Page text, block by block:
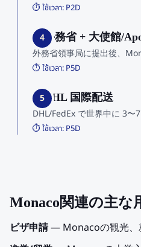
⏱️ ใช้เวลา: P2D
4
4. 外務省 + 大使館/
外務省領事局に提出後、
⏱️ ใช้เวลา: P5D
5
5. DHL 国際配送
DHL/FedEx で世界中に 3〜
⏱️ ใช้เวลา: P5D
Monaco関連の主な
ビザ申請— Monacoの観光、